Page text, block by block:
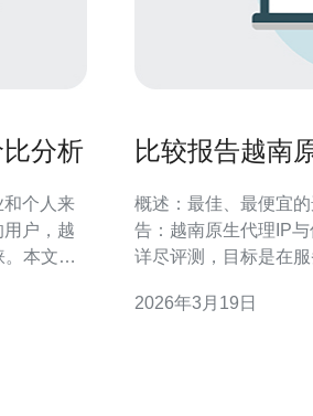
分析
和个人来
户，越
本文将
比较报告越南
概述：最佳、最便宜
告：越南原生代理IP
详尽评测，目标是在
“最好”的方案（精确性
2026年3月19日